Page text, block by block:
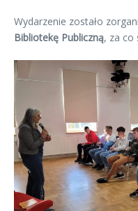
Wydarzenie zostało
Bibliotekę Publiczną, za co